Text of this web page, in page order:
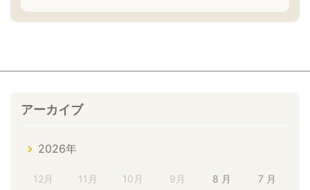
アーカイブ
2026年
12月 11月 10月 9月 8 月 7 月